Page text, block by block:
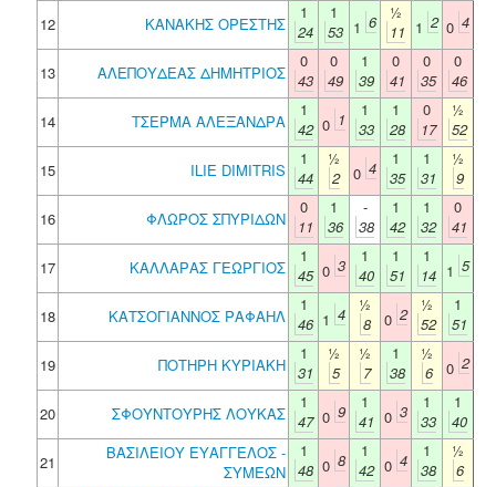
12 ΚΑΝΑΚΗΣ ΟΡΕΣΤΗΣ
1
24
1
53 1 6
½
11 1 2 0 4
13 ΑΛΕΠΟΥΔΕΑΣ ΔΗΜΗΤΡΙΟΣ
0
43
0
49
1
39
0
41
0
35
0
46
14
ΤΣΕΡΜΑ ΑΛΕΞΑΝΔΡΑ
1
42 0 1
1
33
1
28
0
17
½
52
15
ILIE DIMITRIS
1
44
½
2
0 4
1
35
1
31
½
9
16
ΦΛΩΡΟΣ ΣΠΥΡΙΔΩΝ
0
11
1
36
-
38
1
42
1
32
0
41
17
ΚΑΛΛΑΡΑΣ ΓΕΩΡΓΙΟΣ
1
45 0 3
1
40
1
51
1
14 1 5
18 ΚΑΤΣΟΓΙΑΝΝΟΣ ΡΑΦΑΗΛ
1
46 1 4
½
8
0 2
½
52
1
51
19
ΠΟΤΗΡΗ ΚΥΡΙΑΚΗ
1
31
½
5
½
7
1
38
½
6
0 2
20 ΣΦΟΥΝΤΟΥΡΗΣ ΛΟΥΚΑΣ
1
47 0 9
1
41 0 3
1
33
1
40
21
ΒΑΣΙΛΕΙΟΥ ΕΥΑΓΓΕΛΟΣ -
ΣΥΜΕΩΝ
1
48 0 8
1
42 0 4
1
38
½
6